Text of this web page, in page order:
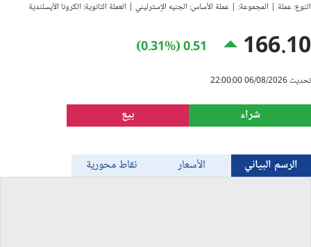
USD/CAD
USD/CHF
Bitcoin/USD
النوع: عملة | المجموعة: | عملة الأساس: الجنيه الإسترليني | العملة الثانوية: الكرونا الأيسلندية
166.10
0.51 (0.31%)
شراء بيع
تحديث 06/08/2026 22:00:00
الرسم البياني الأسعار نقاط محورية